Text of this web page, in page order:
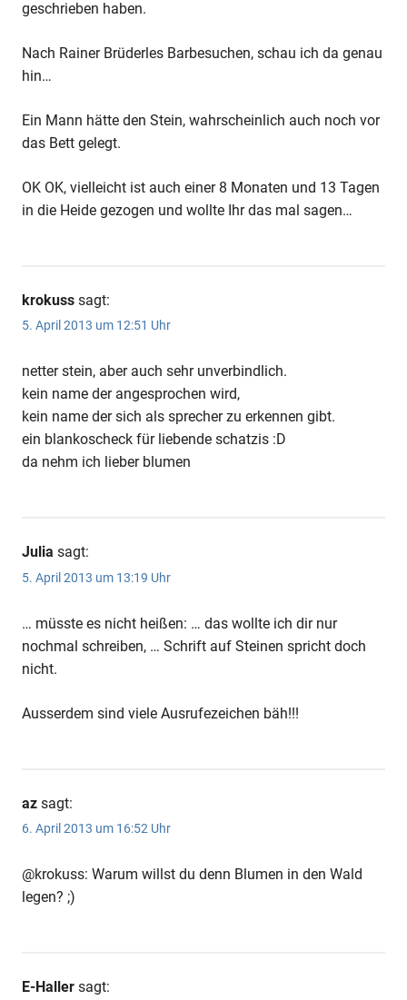
geschrieben haben.
Nach Rainer Brüderles Barbesuchen, schau ich da genau
hin…
Ein Mann hätte den Stein, wahrscheinlich auch noch vor
das Bett gelegt.
OK OK, vielleicht ist auch einer 8 Monaten und 13 Tagen
in die Heide gezogen und wollte Ihr das mal sagen…
krokuss sagt:
5. April 2013 um 12:51 Uhr
netter stein, aber auch sehr unverbindlich.
kein name der angesprochen wird,
kein name der sich als sprecher zu erkennen gibt.
ein blankoscheck für liebende schatzis :D
da nehm ich lieber blumen
Julia sagt:
5. April 2013 um 13:19 Uhr
… müsste es nicht heißen: … das wollte ich dir nur
nochmal schreiben, … Schrift auf Steinen spricht doch
nicht.
Ausserdem sind viele Ausrufezeichen bäh!!!
az sagt:
6. April 2013 um 16:52 Uhr
@krokuss: Warum willst du denn Blumen in den Wald
legen? ;)
E-Haller sagt: